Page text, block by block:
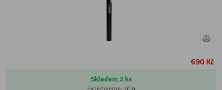
690 Kč
Skladem 2 ks